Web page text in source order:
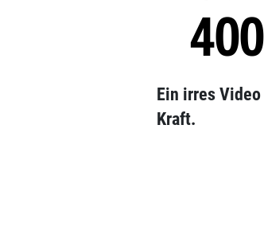
Ein irres
Kraft.